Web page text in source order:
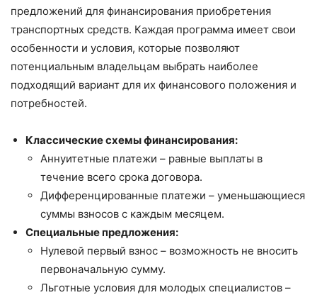
предложений для финансирования приобретения
транспортных средств. Каждая программа имеет свои
особенности и условия, которые позволяют
потенциальным владельцам выбрать наиболее
подходящий вариант для их финансового положения и
потребностей.
Классические схемы финансирования:
Аннуитетные платежи – равные выплаты в
течение всего срока договора.
Дифференцированные платежи – уменьшающиеся
суммы взносов с каждым месяцем.
Специальные предложения:
Нулевой первый взнос – возможность не вносить
первоначальную сумму.
Льготные условия для молодых специалистов –